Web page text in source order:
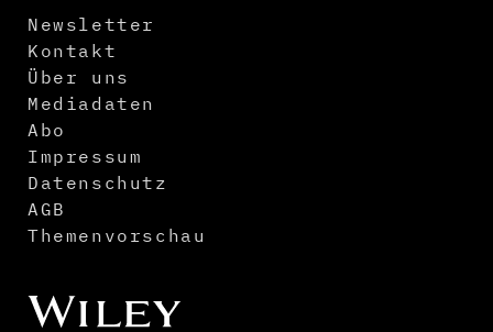
Newsletter
Kontakt
Über uns
Mediadaten
Abo
Impressum
Datenschutz
AGB
Themenvorschau